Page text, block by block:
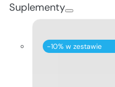
Suplementy
-10% w zestawie